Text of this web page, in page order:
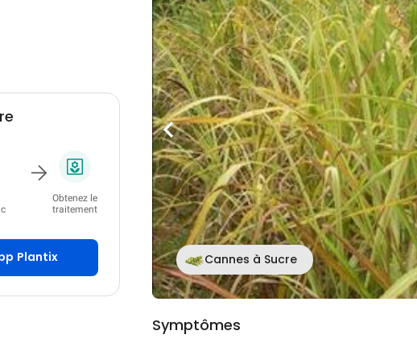
Obtenez le
traitement
Plantix Cannes à Sucre
Symptômes